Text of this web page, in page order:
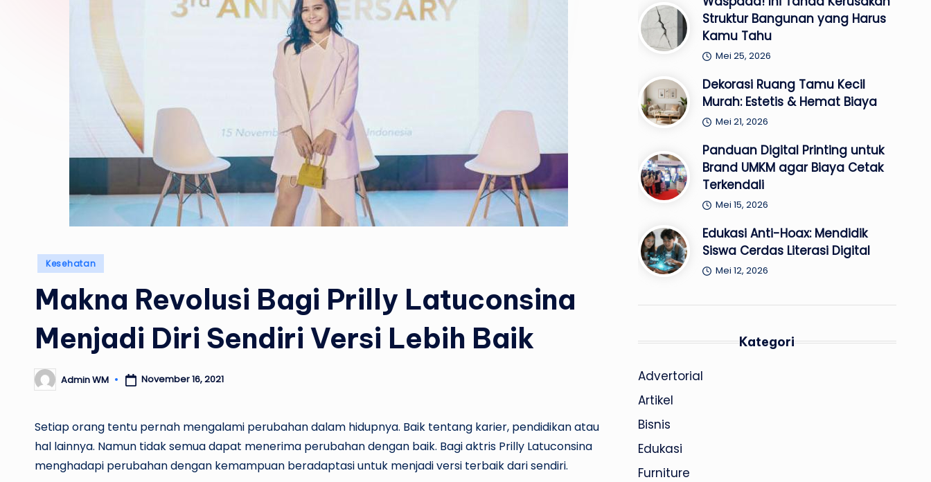
Posted
Kesehatan
Makna Revolusi Bagi Prilly Latuconsina
Menjadi Diri Sendiri Versi Lebih Baik
Posted
by
Admin WM November 16, 2021
Setiap orang tentu pernah mengalami perubahan dalam hidupnya. Baik tentang karier, pendidikan atau
hal lainnya. Namun tidak semua dapat menerima perubahan dengan baik. Bagi aktris Prilly Latuconsina
menghadapi perubahan dengan kemampuan beradaptasi untuk menjadi versi terbaik dari sendiri.
Struktur Bangunan yang Harus
Kamu Tahu
Mei 25, 2026
Dekorasi Ruang Tamu Kecil
Murah: Estetis & Hemat Biaya
Mei 21, 2026
Panduan Digital Printing untuk
Brand UMKM agar Biaya Cetak
Terkendali
Mei 15, 2026
Edukasi Anti-Hoax: Mendidik
Siswa Cerdas Literasi Digital
Mei 12, 2026
Kategori
Advertorial
Artikel
Bisnis
Edukasi
Furniture